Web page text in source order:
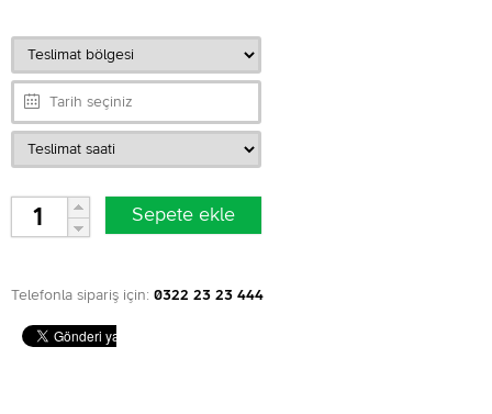
Telefonla sipariş için: 0322 23 23 444